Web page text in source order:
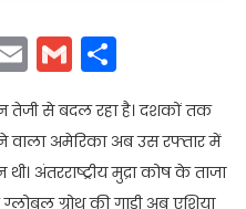
EmailGmail
से बदल रहा है। दशकों तक
अमेरिका अब उस रफ्तार में
अंतरराष्ट्रीय मुद्रा कोष के ताजा
ग्रोथ की गाड़ी अब एशिया